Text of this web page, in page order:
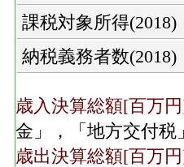
課税対象所得(2018)
納税義務者数(2018)
歳入決算総額[百万
金」，「地方交付
歳出決算総額[百万